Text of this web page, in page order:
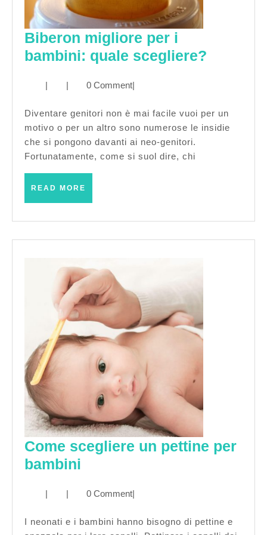
Biberon migliore per i
bambini: quale scegliere?
i
bambini:
| | 0 Comment|
Diventare genitori non è mai facile vuoi per un
motivo o per un altro sono numerose le insidie
che si pongono davanti ai neo-genitori.
Fortunatamente, come si suol dire, chi
READ MORE
Come scegliere un pettine per
bambini
un
pettine
| | 0 Comment|
I neonati e i bambini hanno bisogno di pettine e